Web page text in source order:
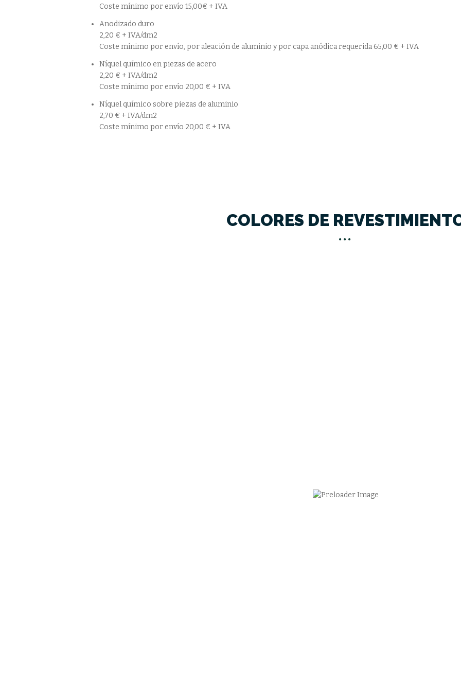
Coste mínimo por envío 15,00€ + IVA
Anodizado duro
2,20 € + IVA/dm2
Coste mínimo por envío, por aleación de aluminio y por capa anódica requerida 65,00 € + IVA
Níquel químico en piezas de acero
2,20 € + IVA/dm2
Coste mínimo por envío 20,00 € + IVA
Níquel químico sobre piezas de aluminio
2,70 € + IVA/dm2
Coste mínimo por envío 20,00 € + IVA
COLORES DE